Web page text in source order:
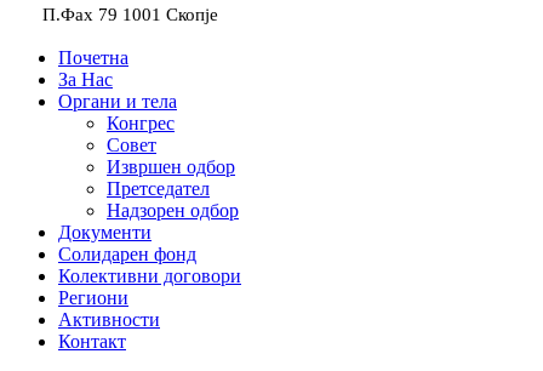
П.Фах 79 1001 Скопје
Почетна
За Нас
Органи и тела
Конгрес
Совет
Извршен одбор
Претседател
Надзорен одбор
Документи
Солидарен фонд
Колективни договори
Региони
Активности
Контакт